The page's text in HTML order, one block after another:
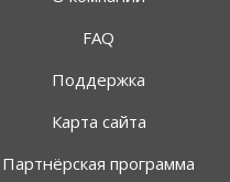
FAQ
Поддержка
Карта сайта
Партнёрская программа